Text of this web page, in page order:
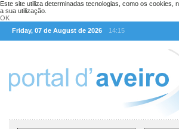
Este site utiliza determinadas tecnologias, como os
a sua utilização.
OK
Friday, 07 de August de 2026
14:15